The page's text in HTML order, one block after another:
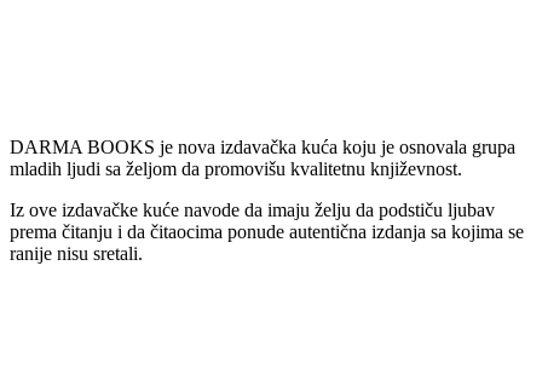
DARMA BOOKS je nova izdavačka kuća koju je osnovala grupa
mladih ljudi sa željom da promovišu kvalitetnu književnost.
Iz ove izdavačke kuće navode da imaju želju da podstiču ljubav
prema čitanju i da čitaocima ponude autentična izdanja sa kojima se
ranije nisu sretali.